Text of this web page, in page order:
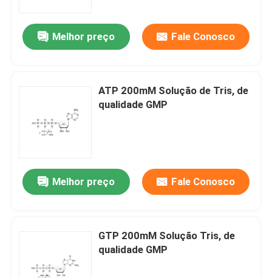
Sobre nós
Controle da qualidade
Notícia
Fósforamiditas
Melhor preço Fale Conosco
ATP 200mM Solução de Tris, de
qualidade GMP
Melhor preço Fale Conosco
GTP 200mM Solução Tris, de
qualidade GMP